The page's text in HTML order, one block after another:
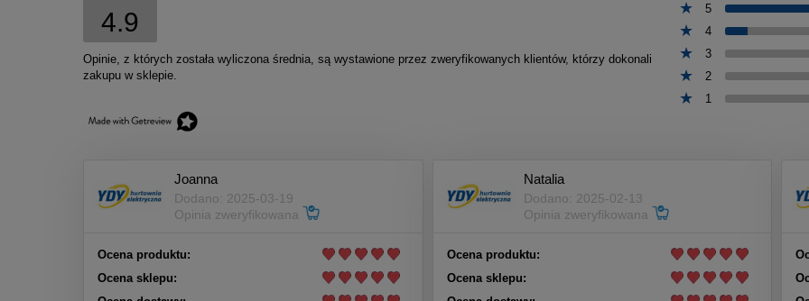
4.9
Opinie, z których została wyliczona średnia, są wystawione przez zweryfikowanych klientów, którzy dokonali
zakupu w sklepie.
5
4
3
2
1
Joanna
Dodano: 2025-03-19
Opinia zweryfikowana
Ocena produktu:
Ocena sklepu:
Natalia
Dodano: 2025-02-13
Opinia zweryfikowana
Ocena produktu:
Ocena sklepu: